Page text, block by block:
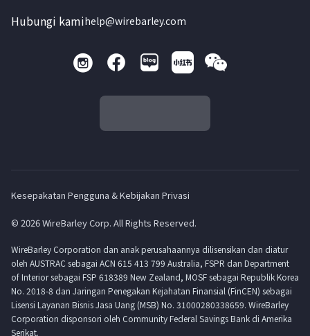
Hubungi kamihelp@wirebarley.com
Kesepakatan Pengguna & Kebijakan Privasi
© 2026 WireBarley Corp. All Rights Reserved.
WireBarley Corporation dan anak perusahaannya dilisensikan dan diatur
oleh AUSTRAC sebagai ACN 615 413 799 Australia, FSPR dan Department
of Interior sebagai FSP 618389 New Zealand, MOSF sebagai Republik Korea
No. 2018-8 dan Jaringan Penegakan Kejahatan Finansial (FinCEN) sebagai
Lisensi Layanan Bisnis Jasa Uang (MSB) No. 31000280338659. WireBarley
Corporation disponsori oleh Community Federal Savings Bank di Amerika
Serikat.